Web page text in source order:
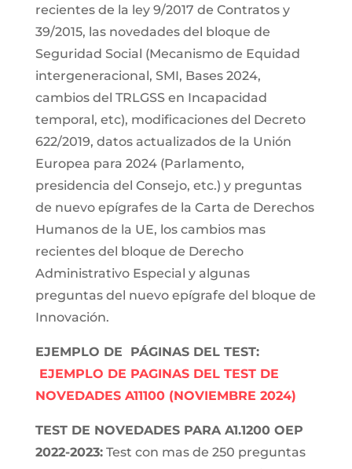
recientes de la ley 9/2017 de Contratos y
39/2015, las novedades del bloque de
Seguridad Social (Mecanismo de Equidad
intergeneracional, SMI, Bases 2024,
cambios del TRLGSS en Incapacidad
temporal, etc), modificaciones del Decreto
622/2019, datos actualizados de la Unión
Europea para 2024 (Parlamento,
presidencia del Consejo, etc.) y preguntas
de nuevo epígrafes de la Carta de Derechos
Humanos de la UE, los cambios mas
recientes del bloque de Derecho
Administrativo Especial y algunas
preguntas del nuevo epígrafe del bloque de
Innovación.
EJEMPLO DE PÁGINAS DEL TEST:
EJEMPLO DE PAGINAS DEL TEST DE
NOVEDADES A11100 (NOVIEMBRE 2024)
TEST DE NOVEDADES PARA A1.1200 OEP
2022-2023:Test con mas de 250 preguntas